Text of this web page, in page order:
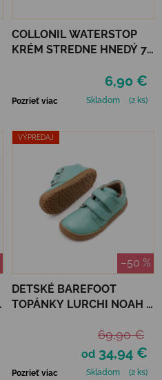
COLLONIL WATERSTOP
KRÉM STREDNE HNEDÝ 75
6,90 €
Pozrieť viac Skladom (2 ks)
VÝPREDAJ
–50 %
DETSKÉ BAREFOOT
TOPÁNKY LURCHI NOAH -
od 34,94 €
69,90 €
Pozrieť viac Skladom
(2 ks)